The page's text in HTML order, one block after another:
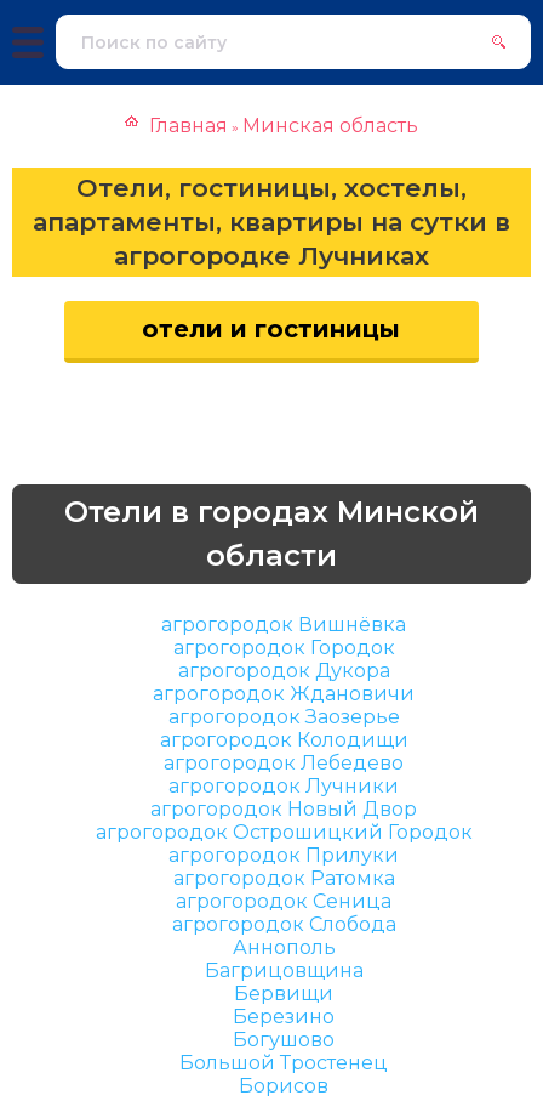
Главная » Минская область
Отели, гостиницы, хостелы,
апартаменты, квартиры на сутки в
агрогородке Лучниках
отели и гостиницы
Отели в городах Минской
области
агрогородок Вишнёвка
агрогородок Городок
агрогородок Дукора
агрогородок Ждановичи
агрогородок Заозерье
агрогородок Колодищи
агрогородок Лебедево
агрогородок Лучники
агрогородок Новый Двор
агрогородок Острошицкий Городок
агрогородок Прилуки
агрогородок Ратомка
агрогородок Сеница
агрогородок Слобода
Аннополь
Багрицовщина
Бервищи
Березино
Богушово
Большой Тростенец
Борисов